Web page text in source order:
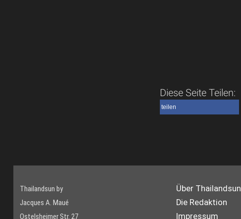
Diese Seite Teilen:
teilen
Thailandsun by
Jacques A. Maué
Ostelsheimer Str. 27
Über Thailandsun
Die Redaktion
Impressum